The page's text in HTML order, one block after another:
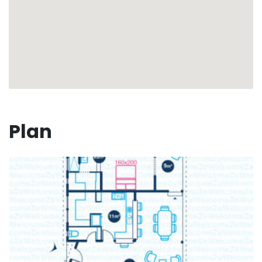
passiez un excellent séjour !
votre arrivée
🤵‍♂️ Votre concierge disponible à tout moment
avant, pendant et après votre séjour
⛵️ Services exclusifs via nos partenaires :
Excursions, Location de véhicules, Transfert
aéroport, Demandes particulières
💬 Notre sélection d'évènements locaux en amont
de votre séjour (sur demande)
Plan